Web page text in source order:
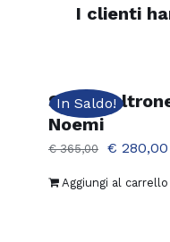
I clienti
In Saldo!
Set 2
Noemi
€365,00
Il
€ 280,00Il
Aggiungi al carrello